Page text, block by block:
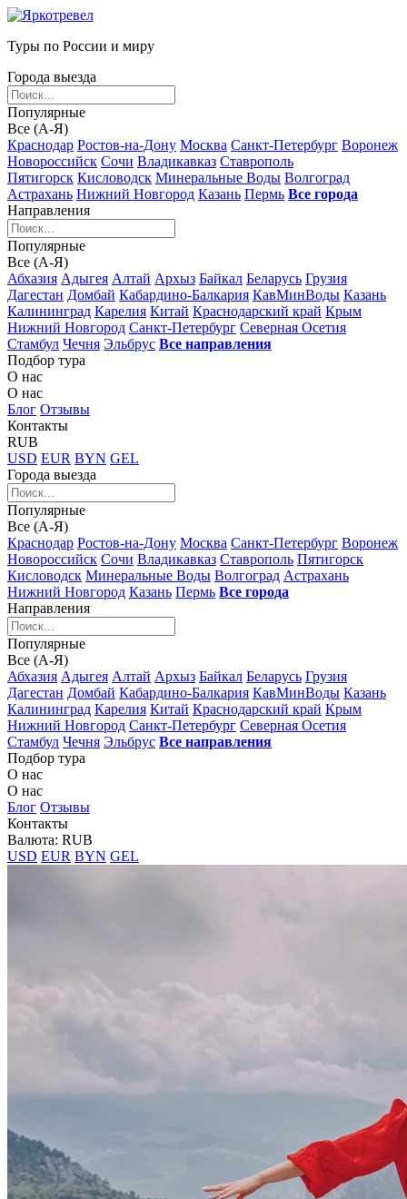
Туры по России и миру
Города выезда
Популярные
Все (А-Я)
Краснодар Ростов-на-Дону Москва Санкт-Петербург Воронеж
Новороссийск Сочи Владикавказ Ставрополь
Пятигорск Кисловодск Минеральные Воды Волгоград
Астрахань Нижний Новгород Казань Пермь Все города
Направления
Популярные
Все (А-Я)
Абхазия Адыгея Алтай Архыз Байкал Беларусь Грузия
Дагестан Домбай Кабардино-Балкария КавМинВоды Казань
Калининград Карелия Китай Краснодарский край Крым
Нижний Новгород Санкт-Петербург Северная Осетия
Стамбул Чечня Эльбрус Все направления
Подбор тура
О нас
О нас
Блог Отзывы
Контакты
RUB
USD EUR BYN GEL
Города выезда
Популярные
Все (А-Я)
Краснодар Ростов-на-Дону Москва Санкт-Петербург Воронеж
Новороссийск Сочи Владикавказ Ставрополь Пятигорск
Кисловодск Минеральные Воды Волгоград Астрахань
Нижний Новгород Казань Пермь Все города
Направления
Популярные
Все (А-Я)
Абхазия Адыгея Алтай Архыз Байкал Беларусь Грузия
Дагестан Домбай Кабардино-Балкария КавМинВоды Казань
Калининград Карелия Китай Краснодарский край Крым
Нижний Новгород Санкт-Петербург Северная Осетия
Стамбул Чечня Эльбрус Все направления
Подбор тура
О нас
О нас
Блог Отзывы
Контакты
Валюта: RUB
USD EUR BYN GEL